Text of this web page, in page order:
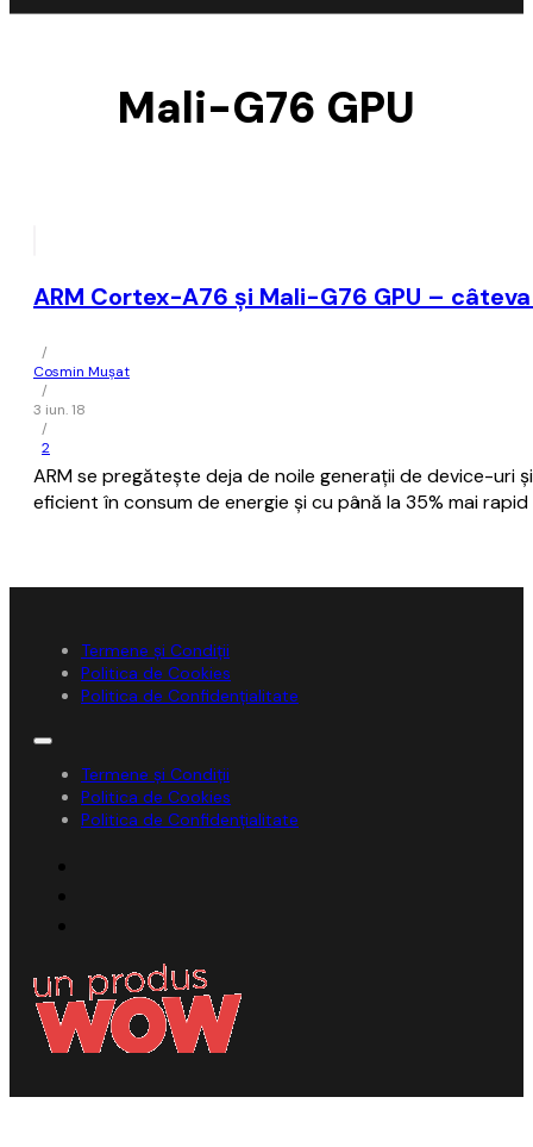
Mali-G76 GPU
ARM Cortex-A76 şi Mali-G76 GPU –
/
Cosmin Mușat
/
3 iun. 18
/
2
ARM se pregăteşte deja de noile generaţii de device-uri
eficient în consum de energie şi cu până la 35% mai
Termene și Condiții
Politica de Cookies
Politica de Confidențialitate
Termene și Condiții
Politica de Cookies
Politica de Confidențialitate